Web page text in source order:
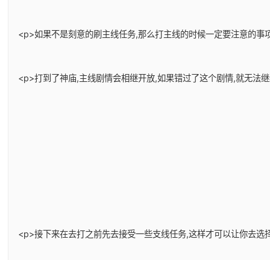
<p>如果不是刻意的刷主线任务,那么打主线的时候一定要注意的
<p>打到了神庙,主线剧情会相继开放,如果错过了这个剧情,就无法
<p>接下来在去打之前先去接受一些支线任务,这样才可以让你去